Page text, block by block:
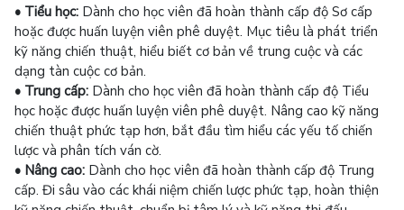
• Tiểu học: Dành cho học viên đã hoàn thành cấp độ Sơ cấp
hoặc được huấn luyện viên phê duyệt. Mục tiêu là phát triển
kỹ năng chiến thuật, hiểu biết cơ bản về trung cuộc và các
dạng tàn cuộc cơ bản.
• Trung cấp: Dành cho học viên đã hoàn thành cấp độ Tiểu
học hoặc được huấn luyện viên phê duyệt. Nâng cao kỹ năng
chiến thuật phức tạp hơn, bắt đầu tìm hiểu các yếu tố chiến
lược và phân tích ván cờ.
• Nâng cao: Dành cho học viên đã hoàn thành cấp độ Trung
cấp. Đi sâu vào các khái niệm chiến lược phức tạp, hoàn thiện